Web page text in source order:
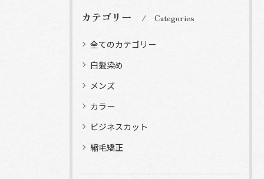
カテゴリー Categories
全てのカテゴリー
白髪染め
メンズ
カラー
ビジネスカット
縮毛矯正